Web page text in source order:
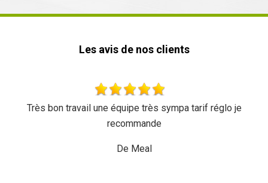
Les avis de nos clients
je
Très beau travail rien à redire Équipe
dynamique Merci à eux
De Pierre Manetstotter